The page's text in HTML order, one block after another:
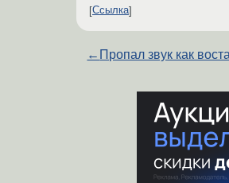
Ссылка
← Пропал звук как